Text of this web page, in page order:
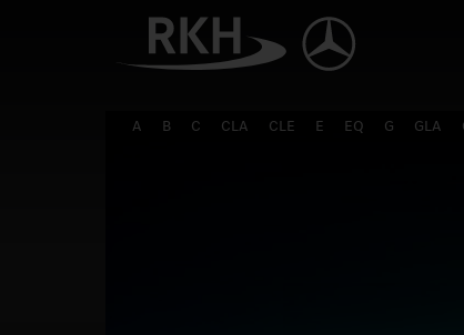
A B C CLA CLE E EQ G GLA